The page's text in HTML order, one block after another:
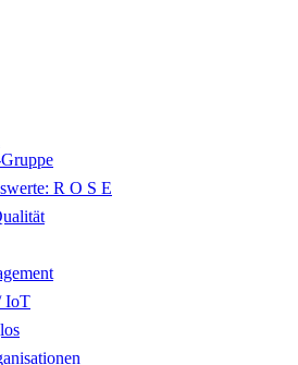
R O S E
IoT